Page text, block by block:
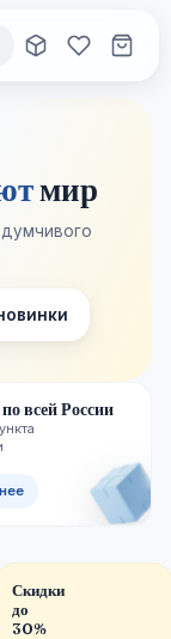
мир
всей России
Скидки
до
30%